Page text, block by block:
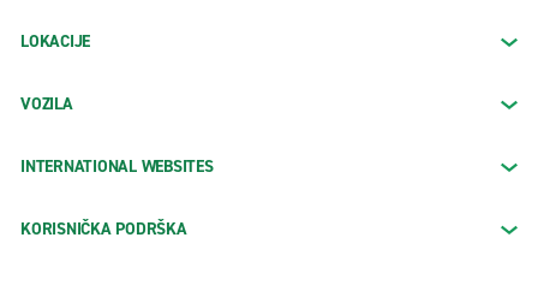
LOKACIJE
VOZILA
INTERNATIONAL WEBSITES
KORISNIČKA PODRŠKA